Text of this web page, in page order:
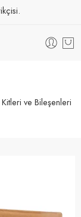
ve Bileşenleri